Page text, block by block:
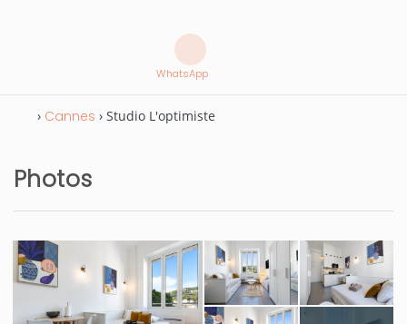
WhatsApp
› Cannes › Studio L'optimiste
Photos